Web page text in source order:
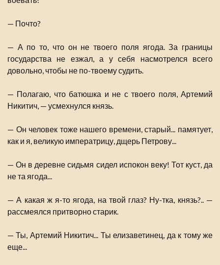
— Почто?
— А по то, что он не твоего поля ягода. За границы
государства не езжал, а у себя насмотрелся всего
довольно, чтобы не по-твоему судить.
— Полагаю, что батюшка и не с твоего поля, Артемий
Никитич, — усмехнулся князь.
— Он человек тоже нашего времени, старый... памятует,
как и я, великую императрицу, дщерь Петрову...
— Он в деревне сидьмя сидел испокон веку! Тот куст, да
не та ягода...
— А какая ж я-то ягода, на твой глаз? Ну-тка, князь?.. —
рассмеялся притворно старик.
— Ты, Артемий Никитич... Ты елизаветинец, да к тому же
еще...